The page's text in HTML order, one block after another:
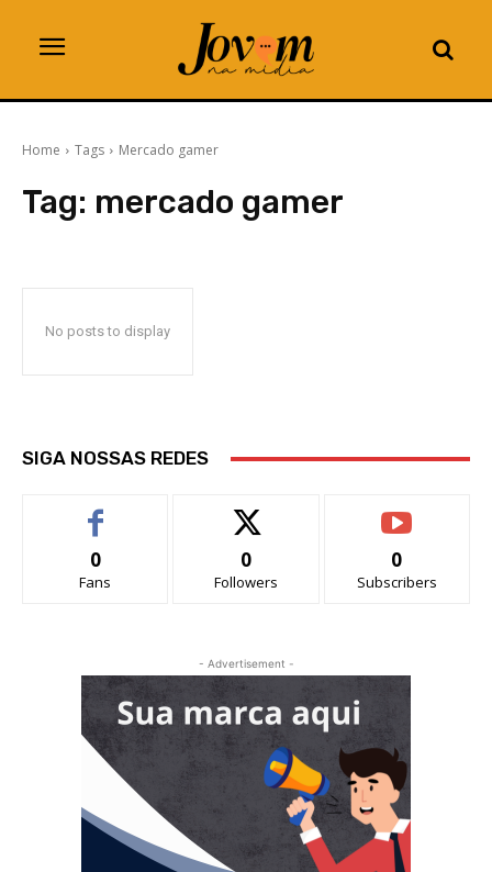
Home Tags Mercado gamer
Tag: mercado gamer
No posts to display
SIGA NOSSAS REDES
0
Fans
0
Followers
0
Subscribers
- Advertisement -